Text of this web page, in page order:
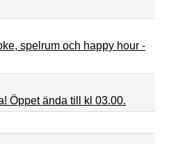
spelrum och happy hour -
Öppet ända till kl 03.00.